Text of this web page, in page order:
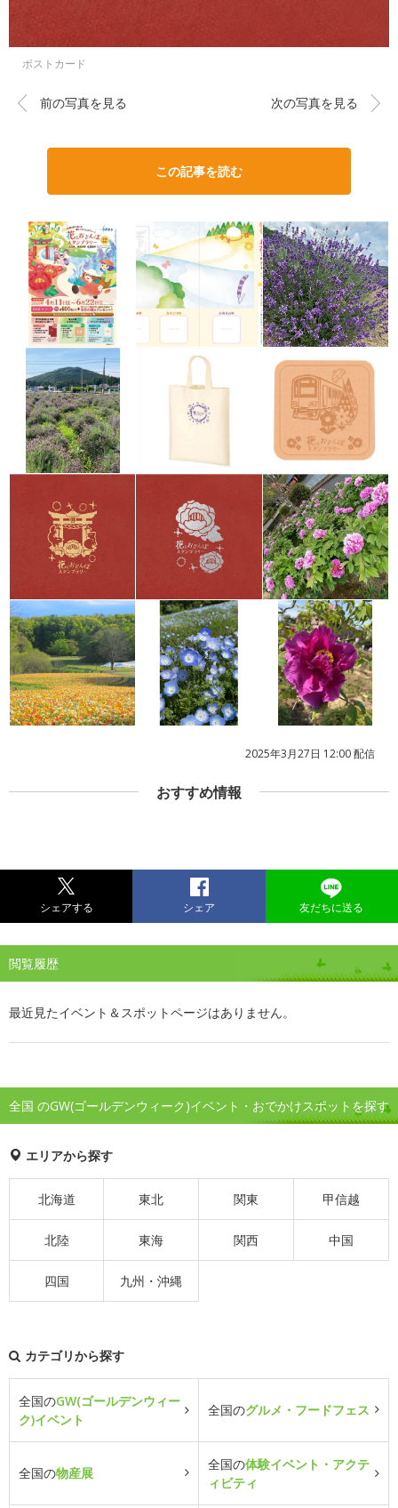
ポストカード
前の写真を見る 次の写真を見る
この記事を読む
2025年3月27日 12:00 配信
おすすめ情報
シェアする シェア 友だちに送る
閲覧履歴
最近見たイベント＆スポットページはありません。
全国 のGW(ゴールデンウィーク)イベント・おでかけスポットを探す
エリアから探す
北海道 東北 関東 甲信越
北陸 東海 関西 中国
四国 九州・沖縄
カテゴリから探す
全国のGW(ゴールデンウィー
ク)イベント
全国のグルメ・フードフェス
全国の物産展
全国の体験イベント・アクテ
ィビティ